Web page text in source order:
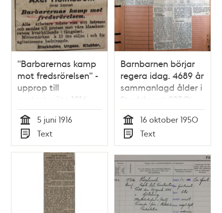
"Barbarernas kamp
mot fredsrörelsen" -
upprop till
protestmöte 1916
Tid
5 juni 1916
Typ
Text
Barnbarnen börjar
regera idag. 4689 år
sammanlagd ålder i
Stadshuset (1950).
Tid
16 oktober 1950
Typ
Text